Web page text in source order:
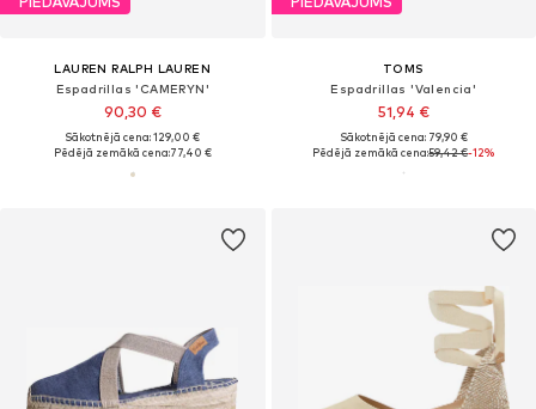
LAUREN RALPH LAUREN
Espadrillas 'CAMERYN'
90,30 €
Sākotnējā cena: 129,00 €
Pēdējā zemākā cena:77,40 €
TOMS
Espadrillas 'Valencia'
51,94 €
Sākotnējā cena: 79,90 €
Pēdējā zemākā cena:59,42 €-12%